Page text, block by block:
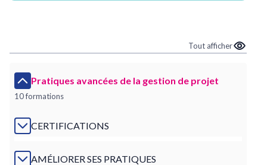
Tout afficher
Pratiques avancées de la gestion de projet
10 formations
CERTIFICATIONS
AMÉLIORER SES PRATIQUES